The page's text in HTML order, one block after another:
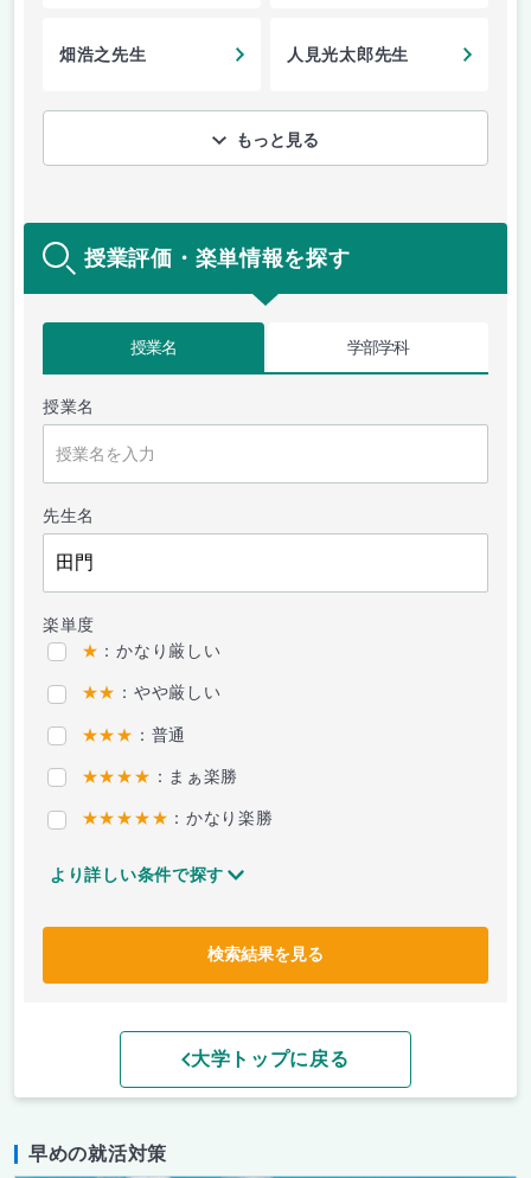
畑浩之先生 人見光太郎先生
もっと見る
授業評価・楽単情報を探す
授業名 学部学科
授業名
先生名
楽単度
★ ：かなり厳しい
★★ ：やや厳しい
★★★ ：普通
★★★★ ：まぁ楽勝
★★★★★ ：かなり楽勝
より詳しい条件で探す
検索結果を見る
大学トップに戻る
早めの就活対策